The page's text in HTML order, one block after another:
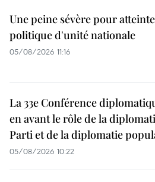
Une peine sévère pour
politique d'unité nationale
05/08/2026 11:16
La 33e Conférence
en avant le rôle de la
Parti et de la diplomatie
05/08/2026 10:22